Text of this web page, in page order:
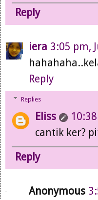
Reply
iera 3:05 pm,
Reply
Replies
Eliss
cantik ker?
Reply
Anonymous